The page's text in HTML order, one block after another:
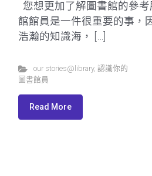
您想更加了解圖書館的參
館館員是一件很重要的事，
浩瀚的知識海， […]
our stories@library, 認識你的
圖書館員
Read More